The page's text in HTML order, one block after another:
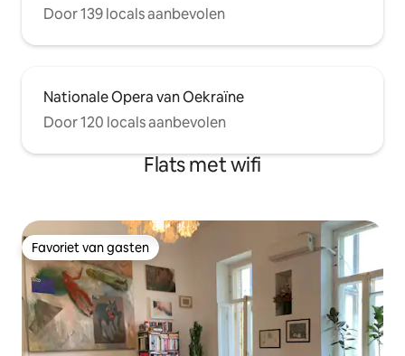
Door 139 locals aanbevolen
Nationale Opera van Oekraïne
Door 120 locals aanbevolen
Flats met wifi
Favoriet van gasten
Favoriet van gasten